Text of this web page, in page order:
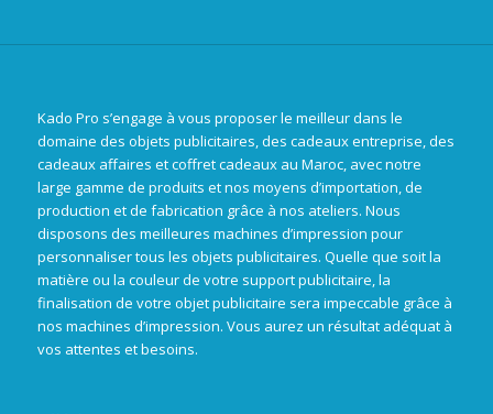
Kado Pro s’engage à vous proposer le meilleur dans le
domaine des objets publicitaires, des cadeaux entreprise, des
cadeaux affaires et coffret cadeaux au Maroc, avec notre
large gamme de produits et nos moyens d’importation, de
production et de fabrication grâce à nos ateliers. Nous
disposons des meilleures machines d’impression pour
personnaliser tous les objets publicitaires. Quelle que soit la
matière ou la couleur de votre support publicitaire, la
finalisation de votre objet publicitaire sera impeccable grâce à
nos machines d’impression. Vous aurez un résultat adéquat à
vos attentes et besoins.